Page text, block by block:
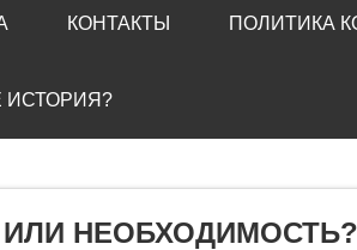
КОНТАКТЫ ПОЛИТИКА
ИСТОРИЯ?